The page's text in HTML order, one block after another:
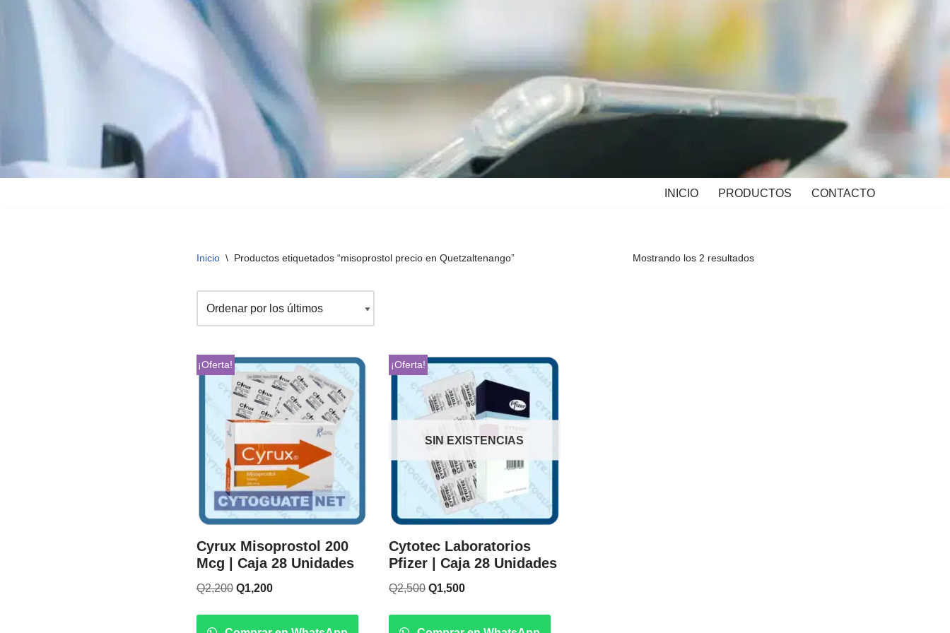
INICIO PRODUCTOS CONTACTO
Inicio \ Productos etiquetados “misoprostol precio en Quetzaltenango” Mostrando los 2 resultados
¡Oferta!
Cyrux Misoprostol 200
Mcg | Caja 28 Unidades
Q2,200 Q1,200
SIN EXISTENCIAS
¡Oferta!
Cytotec Laboratorios
Pfizer | Caja 28 Unidades
Q2,500 Q1,500